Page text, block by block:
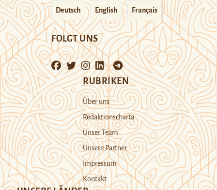
Deutsch English Français
FOLGT UNS
RUBRIKEN
Über uns
Redaktionscharta
Unser Team
Unsere Partner
Impressum
Kontakt